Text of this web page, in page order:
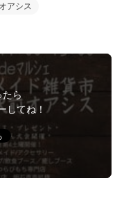
アシス
ら
してね！